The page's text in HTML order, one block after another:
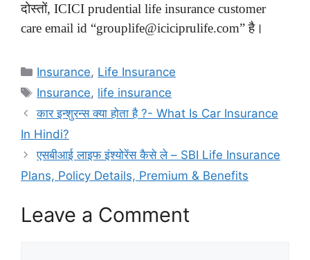
दोस्तों, ICICI prudential life insurance customer
care email id “grouplife@iciciprulife.com” है।
Categories
Insurance, Life Insurance
Tags
Insurance, life insurance
कार इन्शुरन्स क्या होता है ?- What Is Car Insurance
In Hindi?
एसबीआई लाइफ इंश्योरेंस कैसे ले – SBI Life Insurance
Plans, Policy Details, Premium & Benefits
Leave a Comment